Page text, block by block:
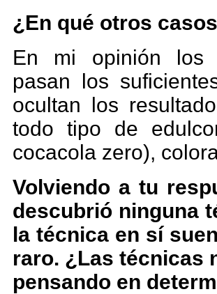
¿En qué otros
En mi opinión los
pasan los
ocultan los
todo tipo de
cocacola zero),
Volviendo a tu
descubrió ninguna
la técnica en sí
raro. ¿Las técnicas
pensando en